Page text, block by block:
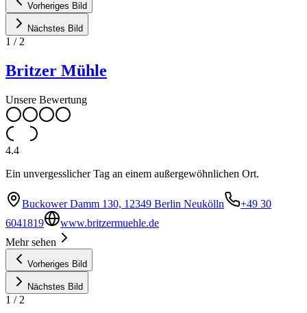
Vorheriges Bild
Nächstes Bild
1 / 2
Britzer Mühle
Unsere Bewertung
4.4
Ein unvergesslicher Tag an einem außergewöhnlichen Ort.
Buckower Damm 130, 12349 Berlin Neukölln
+49 30
6041819
www.britzermuehle.de
Mehr sehen
Vorheriges Bild
Nächstes Bild
1 / 2